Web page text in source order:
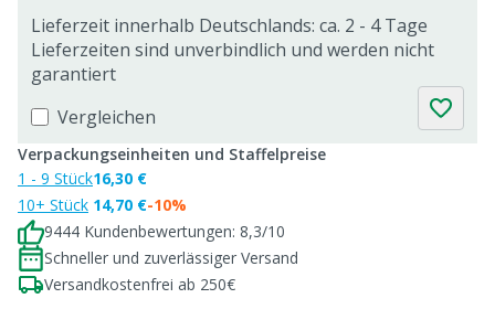
Lieferzeit innerhalb Deutschlands: ca. 2 - 4 Tage
Lieferzeiten sind unverbindlich und werden nicht
garantiert
Vergleichen
Verpackungseinheiten und Staffelpreise
1 - 9 Stück
10+ Stück
16,30 €
14,70 €-10%
9444 Kundenbewertungen: 8,3/10
Schneller und zuverlässiger Versand
Versandkostenfrei ab 250€